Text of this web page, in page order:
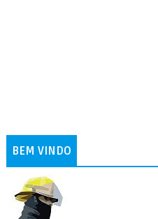
BEM VINDO